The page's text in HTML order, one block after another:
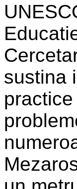
sustina